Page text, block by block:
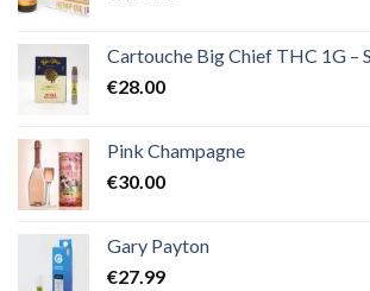
Cartouche Big Chief THC 1G –
€28.00
Pink Champagne
€30.00
Gary Payton
€27.99